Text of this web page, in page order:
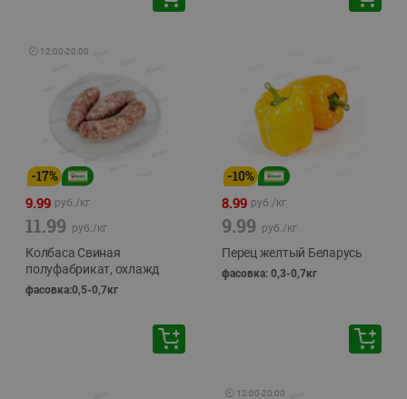
🕘 12:00-20:00
-17%
9.99 руб./кг
11.99 руб./кг
Колбаса Свиная
полуфабрикат, охлажд
фасовка:0,5-0,7кг
-10%
8.99 руб./кг
9.99 руб./кг
Перец желтый Беларусь
фасовка: 0,3-0,7кг
🕘 12:00-20:00